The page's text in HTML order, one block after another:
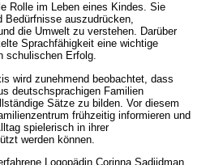
Rolle im Leben eines Kindes. Sie
Bedürfnisse auszudrücken,
die Umwelt zu verstehen. Darüber
Sprachfähigkeit eine wichtige
schulischen Erfolg.
wird zunehmend beobachtet, dass
deutschsprachigen Familien
Sätze zu bilden. Vor diesem
frühzeitig informieren und
spielerisch in ihrer
werden können.
Logopädin Corinna Sadjidman